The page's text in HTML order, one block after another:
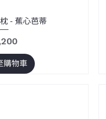
- 蕉心芭蒂
購物車